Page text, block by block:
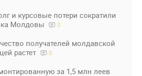
и курсовые потери сократили
Молдовы
0
получателей молдавской
растет
0
за 1,5 млн леев